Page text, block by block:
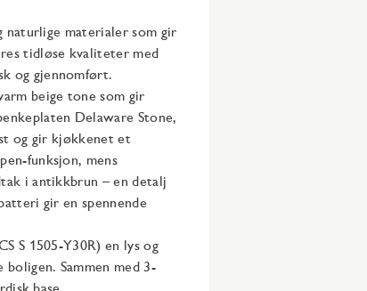
materialer som gir
tidløse kvaliteter med
og gjennomført.​
beige tone som gir
Delaware Stone,
og gir kjøkkenet et
funksjon, mens
i antikkbrun – en detalj
gir en spennende
S 1505-Y30R) en lys og
Sammen med 3-
base.​